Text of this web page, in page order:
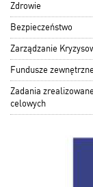
Zdrowie
Bezpieczeństwo
Zarządzanie
Fundusze zewnętrzne
Zadania
celowych